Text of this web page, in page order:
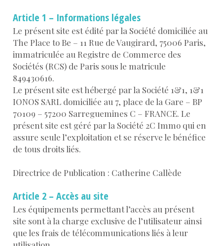
Article 1 – Informations légales
Le présent site est édité par la Société domiciliée au
The Place to Be – 11 Rue de Vaugirard, 75006 Paris,
immatriculée au Registre de Commerce des
Sociétés (RCS) de Paris sous le matricule
849430616.
Le présent site est hébergé par la Société 1&1, 1&1
IONOS SARL domiciliée au 7, place de la Gare – BP
70109 – 57200 Sarreguemines C – FRANCE. Le
présent site est géré par la Société 2C Immo qui en
assure seule l’exploitation et se réserve le bénéfice
de tous droits liés.
Directrice de Publication : Catherine Callède
Article 2 – Accès au site
Les équipements permettant l’accès au présent
site sont à la charge exclusive de l’utilisateur ainsi
que les frais de télécommunications liés à leur